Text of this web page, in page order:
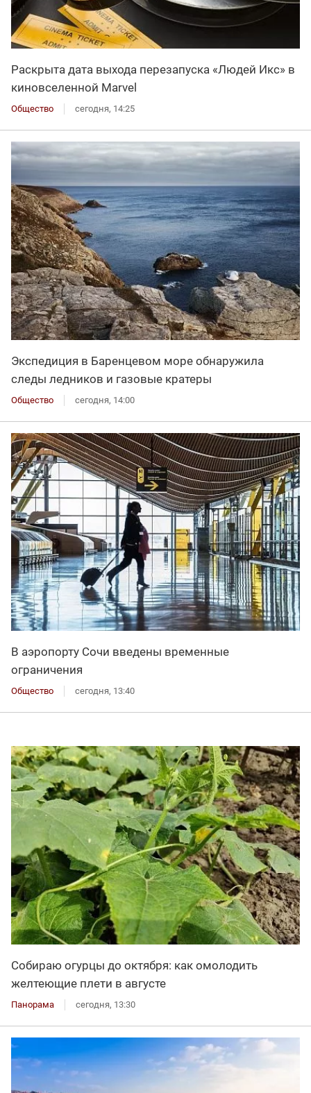
Раскрыта дата выхода перезапуска «Людей Икс» в
киновселенной Marvel
Общество сегодня, 14:25
Экспедиция в Баренцевом море обнаружила
следы ледников и газовые кратеры
Общество сегодня, 14:00
В аэропорту Сочи введены временные
ограничения
Общество сегодня, 13:40
Собираю огурцы до октября: как омолодить
желтеющие плети в августе
Панорама сегодня, 13:30